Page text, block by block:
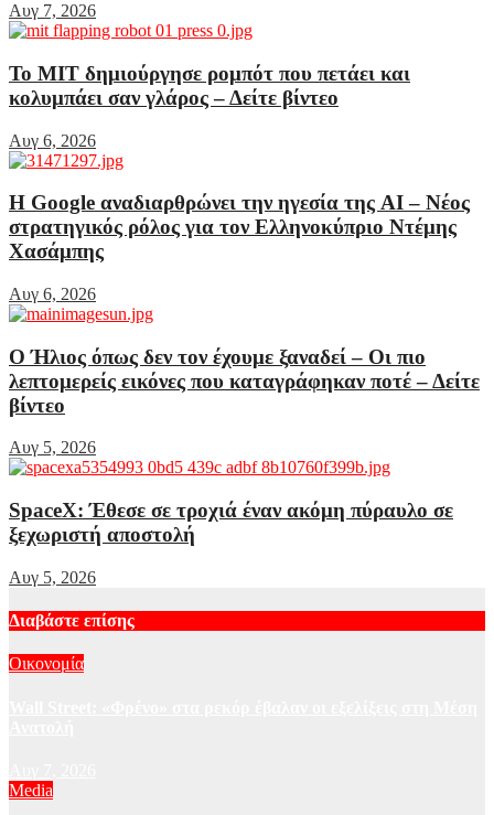
Αυγ 7, 2026
Το MIT δημιούργησε ρομπότ που πετάει και
κολυμπάει σαν γλάρος – Δείτε βίντεο
Αυγ 6, 2026
Η Google αναδιαρθρώνει την ηγεσία της AI – Νέος
στρατηγικός ρόλος για τον Ελληνοκύπριο Ντέμης
Χασάμπης
Αυγ 6, 2026
Ο Ήλιος όπως δεν τον έχουμε ξαναδεί – Οι πιο
λεπτομερείς εικόνες που καταγράφηκαν ποτέ – Δείτε
βίντεο
Αυγ 5, 2026
SpaceX: Έθεσε σε τροχιά έναν ακόμη πύραυλο σε
ξεχωριστή αποστολή
Αυγ 5, 2026
Διαβάστε επίσης
Οικονομία
Media